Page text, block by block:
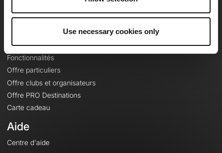
Use necessary cookies only
Le Mag'
Fonds de cartes topographiques
Fonctionnalités
Offre particuliers
Offre clubs et organisateurs
Offre PRO Destinations
Carte cadeau
Aide
Centre d'aide